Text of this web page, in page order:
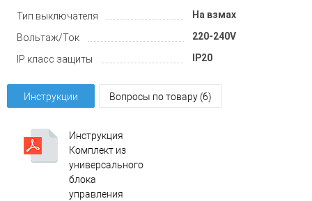
Тип выключателя На взмах
Вольтаж/Ток 220-240V
IP класс защиты IP20
Инструкции Вопросы по товару (6)
Инструкция
Комплект из
универсального
блока
управления